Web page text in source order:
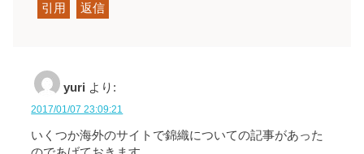
引用 返信
yuri より:
2017/01/07 23:09:21
いくつか海外のサイトで錦織についての記事があった